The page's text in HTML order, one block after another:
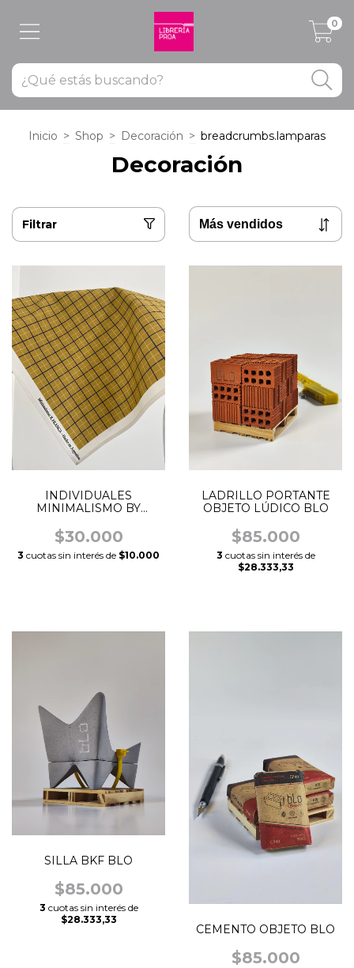
0
Inicio > Shop > Decoración > breadcrumbs.lamparas
Decoración
Filtrar
INDIVIDUALES
MINIMALISMO BY
$30.000
3 cuotas sin interés de $10.000
LADRILLO PORTANTE
OBJETO LÚDICO BLO
$85.000
3 cuotas sin interés de
$28.333,33
SILLA BKF BLO
$85.000
3 cuotas sin interés de
$28.333,33
CEMENTO OBJETO BLO
$85.000